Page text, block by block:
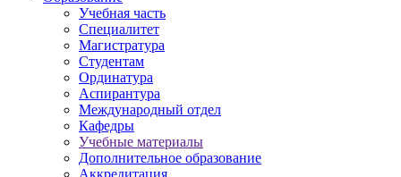
Учебная часть
Специалитет
Магистратура
Студентам
Ординатура
Аспирантура
Международный отдел
Кафедры
Учебные материалы
Дополнительное образование
Аккредитация